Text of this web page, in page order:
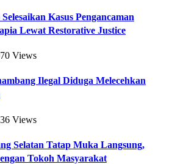
Kasus Pengancaman
Lewat Restorative Justice
Views
Ilegal Diduga Melecehkan
Views
Selatan Tatap Muka Langsung,
Tokoh Masyarakat